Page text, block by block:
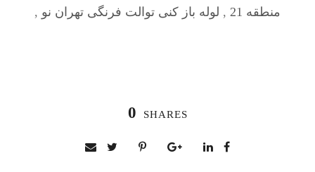
منطقه 21
, لوله باز کنی توالت فرنگی تهران نو ,
0 SHARES